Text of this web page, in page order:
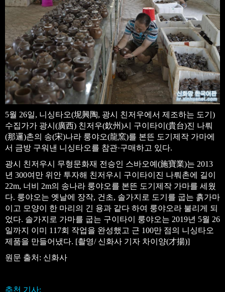
5월 26일, 니싱타오(坭興陶, 광시 친저우에서 제조하는 도기)
수집가가 광시(廣西) 친저우(欽州)시 구이타이(貴台)진 나뤄
(那邏)촌의 송(宋)나라 룽야오(龍窯)를 본뜬 도기제작 가마에
서 금방 구워낸 니싱타오를 참관·구매하고 있다.
광시 친저우시 무형문화재 전승인 스바오예(施寶業)는 2013
년 300여만 위안 투자해 친저우시 구이타이진 나뤄촌에 길이
22m, 너비 2m의 송나라 룽야오를 본뜬 도기제작 가마를 세웠
다. 룽야오는 옛날에 장작, 건초, 솔가지로 도기를 굽는 흙가마
이고 모양이 한 마리의 긴 용과 같다 하여 룽야오라 불리게 되
었다. 솔가지로 가마를 굽는 구이타이 룽야오는 2019년 5월 26
일까지 이미 117회 작업을 완성했고 근 100만 점의 니싱타오
제품을 만들어냈다. [촬영/ 신화사 기자 차이양(才揚)]
원문 출처: 신화사
추천 기사: